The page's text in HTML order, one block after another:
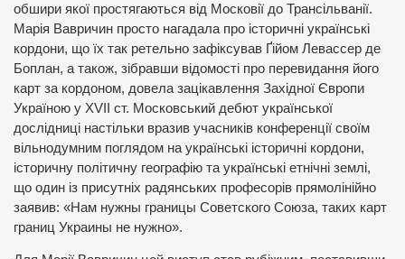
обшири якої простягаються від Московії до Трансільванії.
Марія Вавричин просто нагадала про історичні українські
кордони, що їх так ретельно зафіксував Ґійом Левассер де
Боплан, а також, зібравши відомості про перевидання його
карт за кордоном, довела зацікавлення Західної Європи
Україною у XVII ст. Московський дебют української
дослідниці настільки вразив учасників конференції своїм
вільнодумним поглядом на українські історичні кордони,
історичну політичну географію та українські етнічні землі,
що один із присутніх радянських професорів прямолінійно
заявив: «Нам нужны границы Советского Союза, таких карт
границ Украины не нужно».